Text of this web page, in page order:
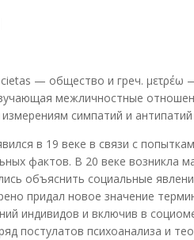
— общество и греч. μετρέω
межличностные
симпатий и
в 19 веке в связи с
фактов. В 20 веке возникла
объяснить социальные
придал новое значение
индивидов и включив в
постулатов психоанализа и